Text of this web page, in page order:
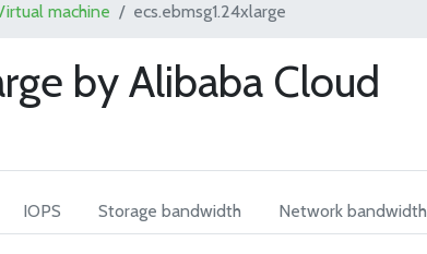
machine ecs.ebmsg1.24xlarge
by Alibaba Cloud
IOPS Storage bandwidth Network bandwidth